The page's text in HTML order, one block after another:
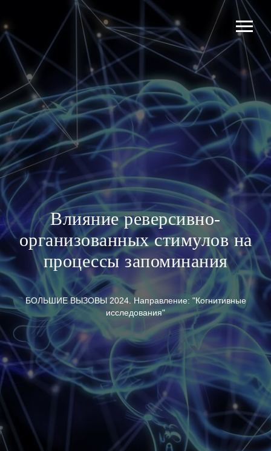
Влияние реверсивно-
организованных стимулов на
процессы запоминания
БОЛЬШИЕ ВЫЗОВЫ 2024. Направление: "Когнитивные
исследования"